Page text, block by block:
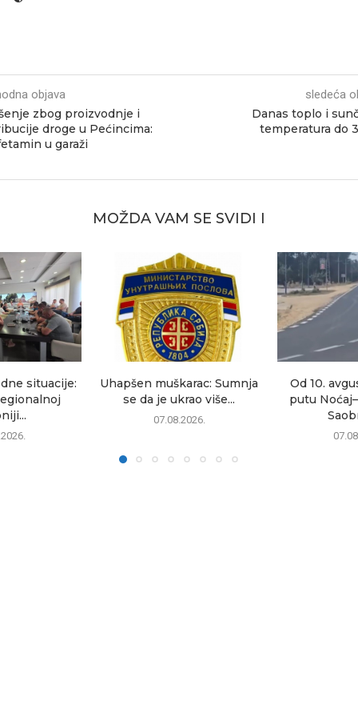
objava
zbog proizvodnje i
droge u Pećincima:
u garaži
sledeća
Danas toplo i
temperatura do
MOŽDA VAM SE SVIDI I
situacije:
Uhapšen muškarac: Sumnja
se da je ukrao više...
07.08.2026.
Od 10.
putu